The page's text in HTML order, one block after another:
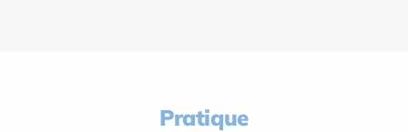
Pratique